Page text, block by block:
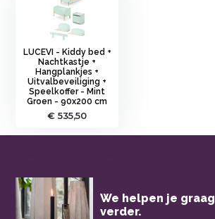
LUCEVI - Kiddy bed +
Nachtkastje +
Hangplankjes +
Uitvalbeveiliging +
Speelkoffer - Mint
Groen - 90x200 cm
€ 535,50
We helpen je graag
verder.